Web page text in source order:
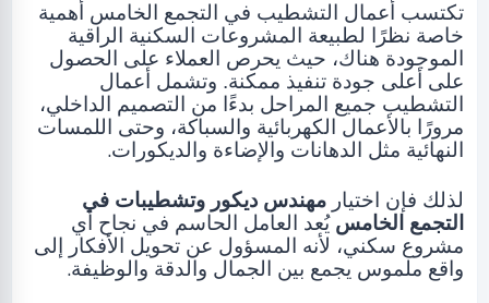
تكتسب أعمال التشطيب في التجمع الخامس أهمية
خاصة نظرًا لطبيعة المشروعات السكنية الراقية
الموجودة هناك، حيث يحرص العملاء على الحصول
على أعلى جودة تنفيذ ممكنة. وتشمل أعمال
التشطيب جميع المراحل بدءًا من التصميم الداخلي،
مرورًا بالأعمال الكهربائية والسباكة، وحتى اللمسات
النهائية مثل الدهانات والإضاءة والديكورات.
لذلك فإن اختيار مهندس ديكور وتشطيبات في
التجمع الخامس يُعد العامل الحاسم في نجاح أي
مشروع سكني، لأنه المسؤول عن تحويل الأفكار إلى
واقع ملموس يجمع بين الجمال والدقة والوظيفة.